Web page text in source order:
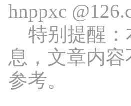
hnppxc
特别提醒：
息，文章内
参考。